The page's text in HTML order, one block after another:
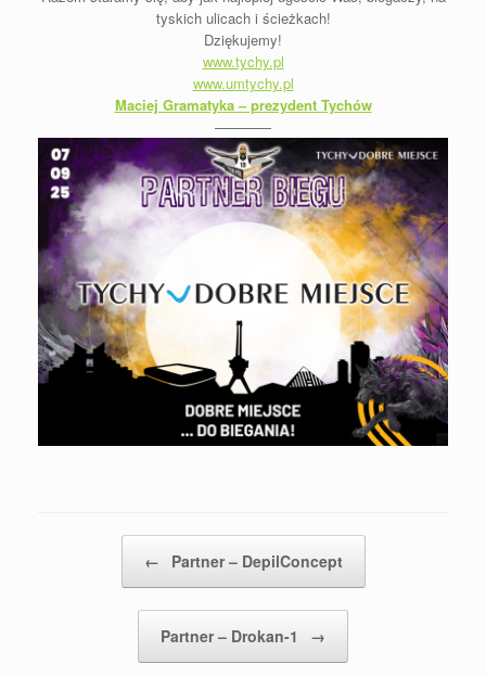
tyskich ulicach i ścieżkach!
Dziękujemy!
www.tychy.pl
www.umtychy.pl
Maciej Gramatyka – prezydent Tychów
————
← Partner – DepilConcept
Partner – Drokan-1 →